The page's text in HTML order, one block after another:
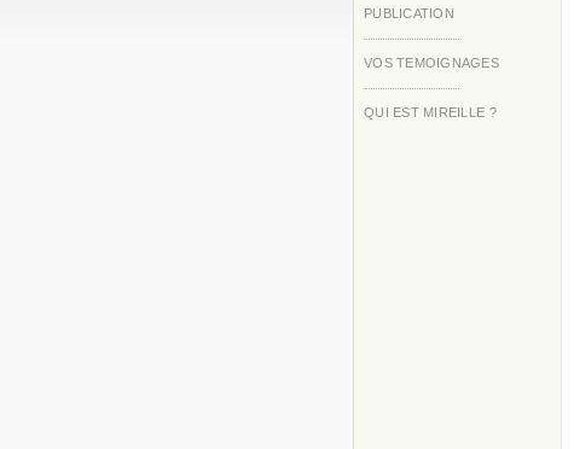
PUBLICATION
VOS TEMOIGNAGES
QUI EST MIREILLE ?